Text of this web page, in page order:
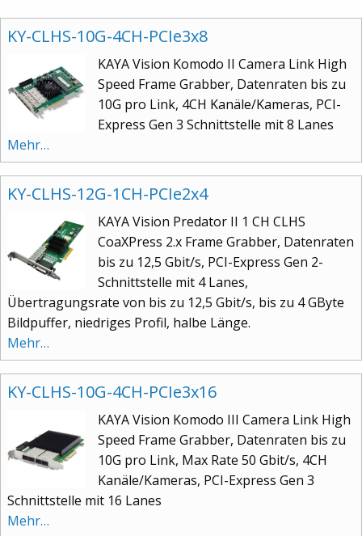
KY-CLHS-10G-4CH-PCIe3x8
KAYA Vision Komodo II Camera Link High
Speed Frame Grabber, Datenraten bis zu
10G pro Link, 4CH Kanäle/Kameras, PCI-
Express Gen 3 Schnittstelle mit 8 Lanes
Mehr…
KY-CLHS-12G-1CH-PCIe2x4
KAYA Vision Predator II 1 CH CLHS
CoaXPress 2.x Frame Grabber, Datenraten
bis zu 12,5 Gbit/s, PCI-Express Gen 2-
Schnittstelle mit 4 Lanes,
Übertragungsrate von bis zu 12,5 Gbit/s, bis zu 4 GByte
Bildpuffer, niedriges Profil, halbe Länge.
Mehr…
KY-CLHS-10G-4CH-PCIe3x16
KAYA Vision Komodo III Camera Link High
Speed Frame Grabber, Datenraten bis zu
10G pro Link, Max Rate 50 Gbit/s, 4CH
Kanäle/Kameras, PCI-Express Gen 3
Schnittstelle mit 16 Lanes
Mehr…